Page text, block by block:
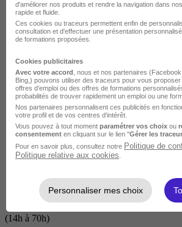
(14h à 70h)
d'améliorer nos produits et rendre la navigation dans
rapide et fluide.
Ces cookies ou traceurs permettent enfin de
consultation et d'effectuer une présentation
de formations proposées.
Cookies publicitaires
Avec votre accord , nous et nos partenaires (Facebook,
Bing,) pouvons utiliser des traceurs pour vous
offres d’emploi ou des offres de formations
probabilités de trouver rapidement un emploi ou une
Nos partenaires personnalisent ces publicités en
votre profil et de vos centres d’intérêt.
Vous pouvez à tout moment paramétrer vos choix ou
consentement en cliquant sur le lien "Gérer les
Pour en savoir plus, consultez notre Politique de
Politique relative aux cookies
Personnaliser mes choix